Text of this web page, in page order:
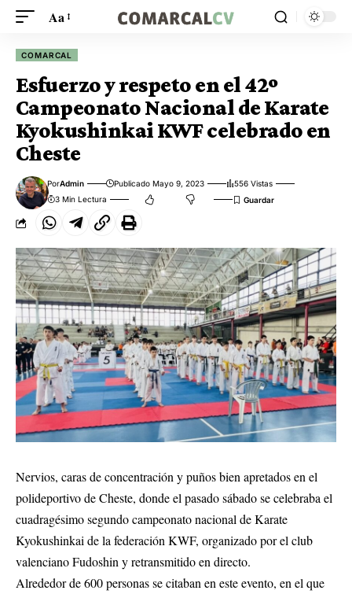
Aa
COMARCAL
Esfuerzo y respeto en el 42º
Campeonato Nacional de Karate
Kyokushinkai KWF celebrado en
Cheste
PorAdmin Publicado Mayo 9, 2023
556 Vistas
3 Min Lectura
Nervios, caras de concentración y puños bien apretados en el
polideportivo de Cheste, donde el pasado sábado se celebraba el
cuadragésimo segundo campeonato nacional de Karate
Kyokushinkai de la federación KWF, organizado por el club
valenciano Fudoshin y retransmitido en directo.
Alrededor de 600 personas se citaban en este evento, en el que